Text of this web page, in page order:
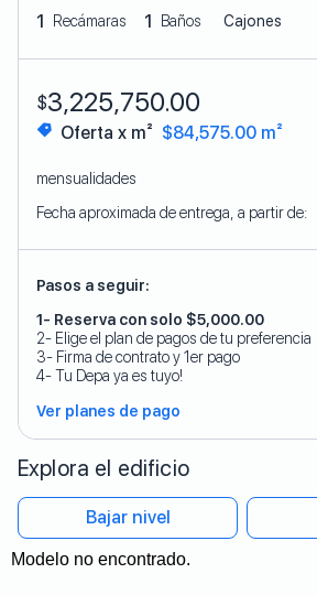
1 Recámaras 1 Baños Cajones
$3,225,750.00
Oferta x m² $84,575.00 m²
mensualidades
Fecha aproximada de entrega, a partir de:
Pasos a seguir:
1- Reserva con solo $5,000.00
2- Elige el plan de pagos de tu preferencia
3- Firma de contrato y 1er pago
4- Tu Depa ya es tuyo!
Ver planes de pago
Explora el edificio
Bajar nivel
Modelo no encontrado.